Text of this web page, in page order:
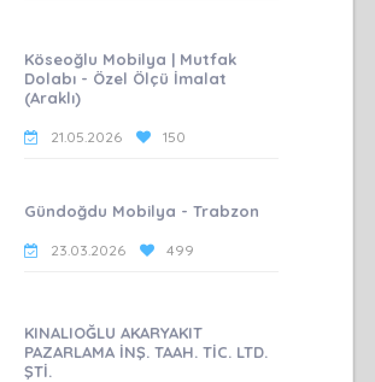
Köseoğlu Mobilya | Mutfak
Dolabı - Özel Ölçü İmalat
(Araklı)
21.05.2026 150
Gündoğdu Mobilya - Trabzon
23.03.2026 499
KINALIOĞLU AKARYAKIT
PAZARLAMA İNŞ. TAAH. TİC. LTD.
ŞTİ.